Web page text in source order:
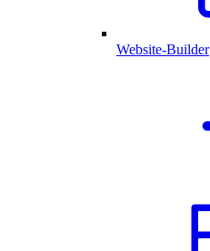
Website-Builder